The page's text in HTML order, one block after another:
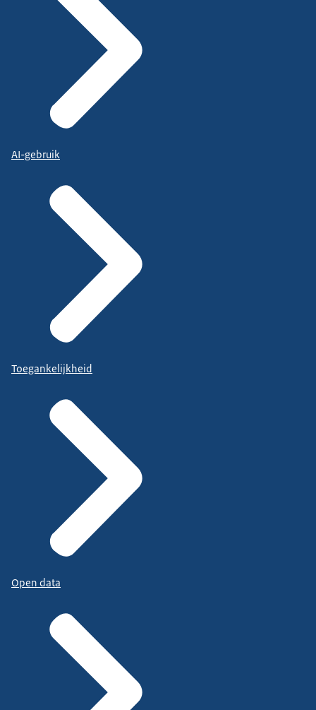
AI-gebruik
Toegankelijkheid
Open data